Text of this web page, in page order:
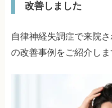
改善しました
自律神経失調症で来院
の改善事例をご紹介しま